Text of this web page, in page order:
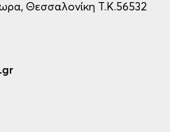
Θεσσαλονίκη Τ.Κ.56532